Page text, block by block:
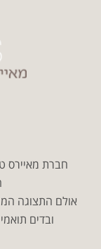
חברת מאיירס
אולם התצוגה
ובדים